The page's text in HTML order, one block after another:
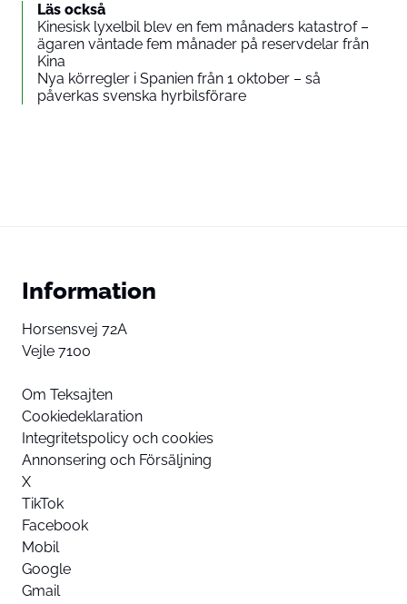
Läs också
Kinesisk lyxelbil blev en fem månaders katastrof –
ägaren väntade fem månader på reservdelar från
Kina
Nya körregler i Spanien från 1 oktober – så
påverkas svenska hyrbilsförare
Information
Horsensvej 72A
Vejle 7100
Om Teksajten
Cookiedeklaration
Integritetspolicy och cookies
Annonsering och Försäljning
X
TikTok
Facebook
Mobil
Google
Gmail